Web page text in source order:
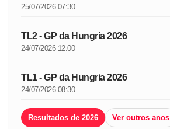
25/07/2026 07:30
TL2 - GP da Hungria 2026
24/07/2026 12:00
TL1 - GP da Hungria 2026
24/07/2026 08:30
Resultados de 2026 Ver outros anos